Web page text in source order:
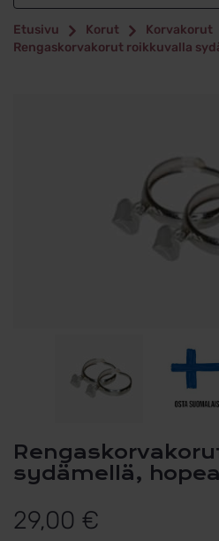
Etusivu Korut Korvakorut
Rengaskorvakorut roikkuvalla
Rengaskorvakorut roikkuvalla
sydämellä,
29,00 €